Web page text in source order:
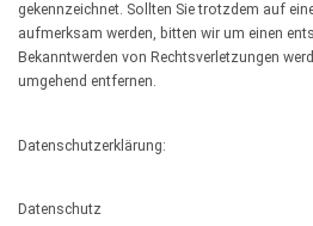
gekennzeichnet. Sollten Sie trotzdem auf
aufmerksam werden, bitten wir um einen
Bekanntwerden von Rechtsverletzungen
umgehend entfernen.
Datenschutzerklärung:
Datenschutz